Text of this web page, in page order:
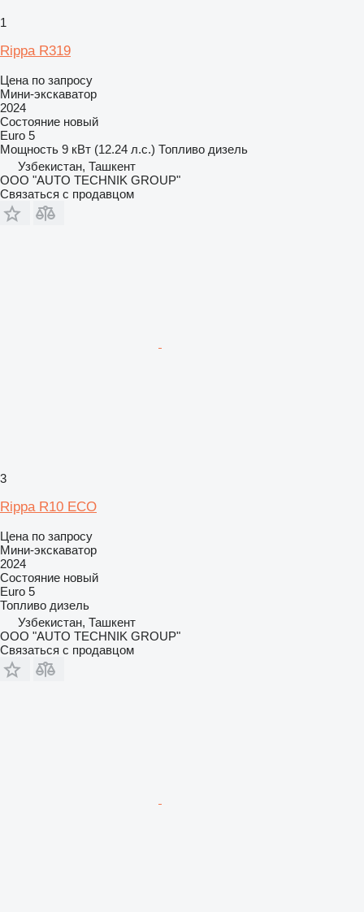
1
Rippa R319
Цена по запросу
Мини-экскаватор
2024
Состояние новый
Euro 5
Мощность 9 кВт (12.24 л.с.) Топливо дизель
Узбекистан, Ташкент
OOO "AUTO TECHNIK GROUP"
Связаться с продавцом
3
Rippa R10 ECO
Цена по запросу
Мини-экскаватор
2024
Состояние новый
Euro 5
Топливо дизель
Узбекистан, Ташкент
OOO "AUTO TECHNIK GROUP"
Связаться с продавцом